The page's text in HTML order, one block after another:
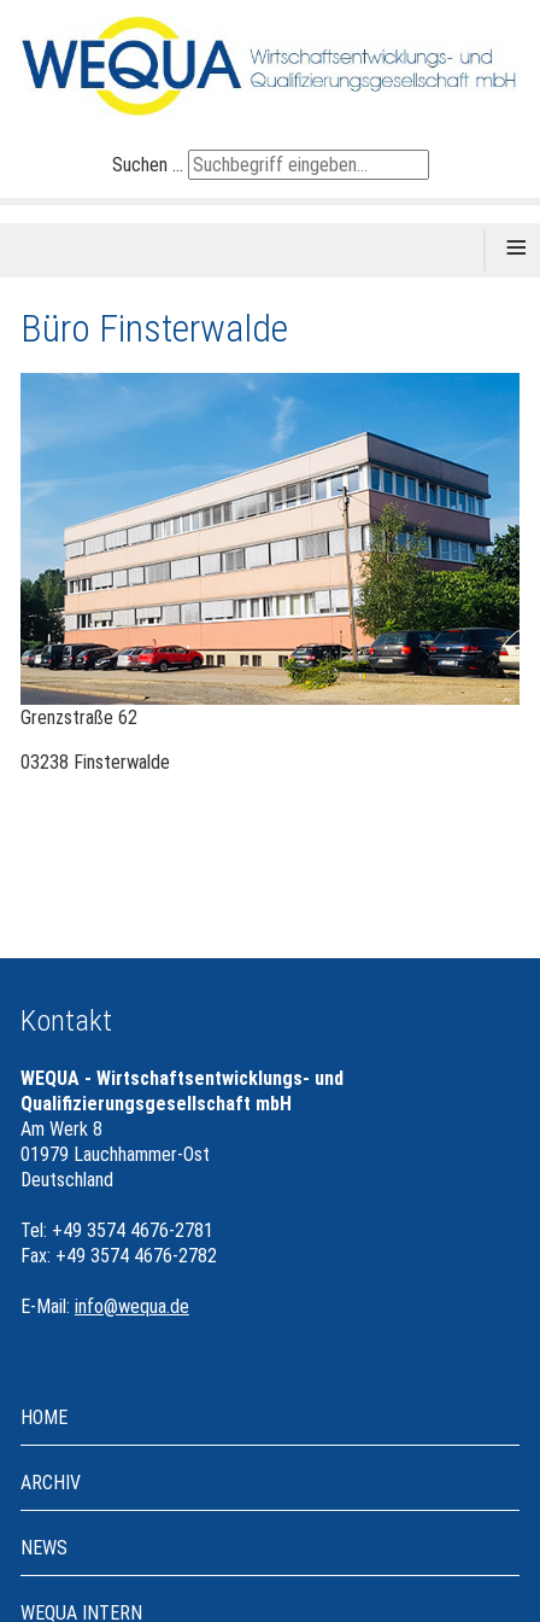
Suchen ...
≡
Büro Finsterwalde
Grenzstraße 62
03238 Finsterwalde
Kontakt
WEQUA - Wirtschaftsentwicklungs- und
Qualifizierungsgesellschaft mbH
Am Werk 8
01979 Lauchhammer-Ost
Deutschland
Tel: +49 3574 4676-2781
Fax: +49 3574 4676-2782
E-Mail: info@wequa.de
HOME
ARCHIV
NEWS
WEQUA INTERN